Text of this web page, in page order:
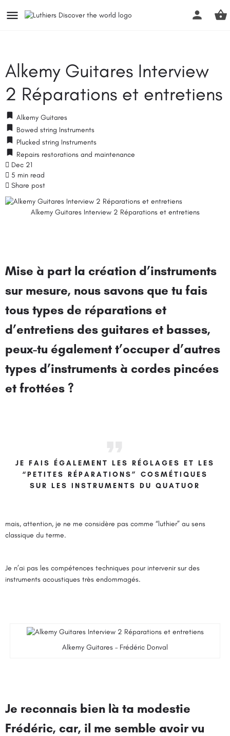
Alkemy Guitares Interview
2 Réparations et entretiens
Alkemy Guitares
Bowed string Instruments
Plucked string Instruments
Repairs restorations and maintenance
Dec 21
5 min read
Share post
Alkemy Guitares Interview 2 Réparations et entretiens
Mise à part la création d’instruments
sur mesure, nous savons que tu fais
tous types de réparations et
d’entretiens des guitares et basses,
peux-tu également t’occuper d’autres
types d’instruments à cordes pincées
et frottées ?
JE FAIS ÉGALEMENT LES RÉGLAGES ET LES
“PETITES RÉPARATIONS” COSMÉTIQUES
SUR LES INSTRUMENTS DU QUATUOR
mais, attention, je ne me considère pas comme “luthier” au sens
classique du terme.
Je n’ai pas les compétences techniques pour intervenir sur des
instruments acoustiques très endommagés.
Alkemy Guitares – Frédéric Donval
Je reconnais bien là ta modestie
Frédéric, car, il me semble avoir vu